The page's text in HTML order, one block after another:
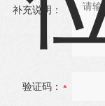
补充说明：
验证码：